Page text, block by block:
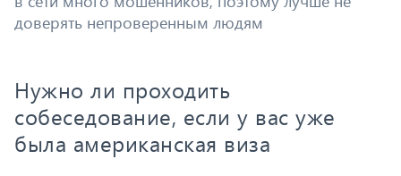
доверять непроверенным людям
Нужно ли проходить
собеседование, если у вас уже
была американская виза